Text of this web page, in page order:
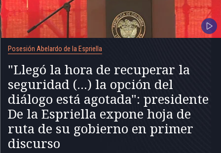
Posesión Abelardo de la Espriella
"Llegó la hora de recuperar la
seguridad (...) la opción del
diálogo está agotada": presidente
De la Espriella expone hoja de
ruta de su gobierno en primer
discurso